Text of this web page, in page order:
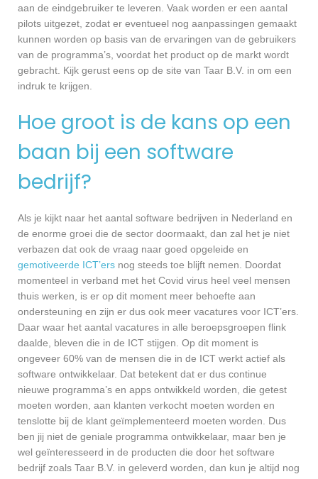
aan de eindgebruiker te leveren. Vaak worden er een aantal
pilots uitgezet, zodat er eventueel nog aanpassingen gemaakt
kunnen worden op basis van de ervaringen van de gebruikers
van de programma’s, voordat het product op de markt wordt
gebracht. Kijk gerust eens op de site van Taar B.V. in om een
indruk te krijgen.
Hoe groot is de kans op een
baan bij een software
bedrijf?
Als je kijkt naar het aantal software bedrijven in Nederland en
de enorme groei die de sector doormaakt, dan zal het je niet
verbazen dat ook de vraag naar goed opgeleide en
gemotiveerde ICT’ers nog steeds toe blijft nemen. Doordat
momenteel in verband met het Covid virus heel veel mensen
thuis werken, is er op dit moment meer behoefte aan
ondersteuning en zijn er dus ook meer vacatures voor ICT’ers.
Daar waar het aantal vacatures in alle beroepsgroepen flink
daalde, bleven die in de ICT stijgen. Op dit moment is
ongeveer 60% van de mensen die in de ICT werkt actief als
software ontwikkelaar. Dat betekent dat er dus continue
nieuwe programma’s en apps ontwikkeld worden, die getest
moeten worden, aan klanten verkocht moeten worden en
tenslotte bij de klant geïmplementeerd moeten worden. Dus
ben jij niet de geniale programma ontwikkelaar, maar ben je
wel geïnteresseerd in de producten die door het software
bedrijf zoals Taar B.V. in geleverd worden, dan kun je altijd nog